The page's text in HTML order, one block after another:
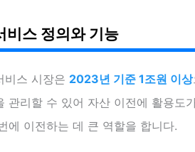
비스 정의와 기능
비스 시장은 2023년 기준 1조원 이상
관리할 수 있어 자산 이전에 활용도
에 이전하는 데 큰 역할을 합니다.